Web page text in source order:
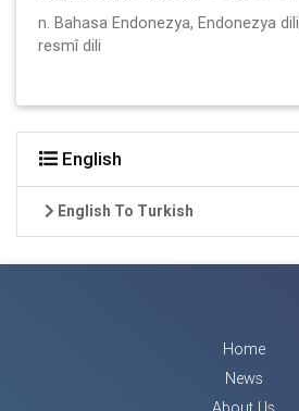
n. Bahasa Endonezya, Endonezya
resmî dili
English
English To Turkish
Home
News